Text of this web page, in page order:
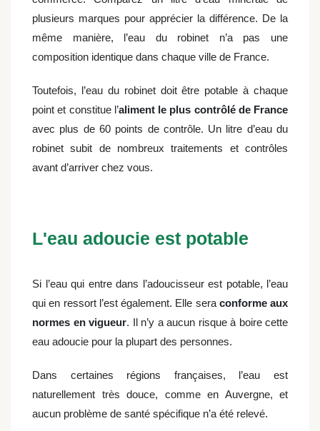
plusieurs marques pour apprécier la différence. De la
même manière, l’eau du robinet n’a pas une
composition identique dans chaque ville de France.
Toutefois, l’eau du robinet doit être potable à chaque
point et constitue l’aliment le plus contrôlé de France
avec plus de 60 points de contrôle. Un litre d’eau du
robinet subit de nombreux traitements et contrôles
avant d’arriver chez vous.
L'eau adoucie est potable
Si l’eau qui entre dans l’adoucisseur est potable, l’eau
qui en ressort l’est également. Elle sera conforme aux
normes en vigueur. Il n’y a aucun risque à boire cette
eau adoucie pour la plupart des personnes.
Dans certaines régions françaises, l’eau est
naturellement très douce, comme en Auvergne, et
aucun problème de santé spécifique n’a été relevé.